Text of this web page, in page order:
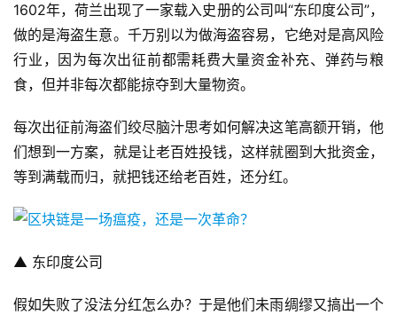
1602年，荷兰出现了一家载入史册的公司叫“东印度公司”，
做的是海盗生意。千万别以为做海盗容易，它绝对是高风险
行业，因为每次出征前都需耗费大量资金补充、弹药与粮
食，但并非每次都能掠夺到大量物资。
每次出征前海盗们绞尽脑汁思考如何解决这笔高额开销，他
们想到一方案，就是让老百姓投钱，这样就圈到大批资金，
等到满载而归，就把钱还给老百姓，还分红。
▲ 东印度公司
假如失败了没法分红怎么办？于是他们未雨绸缪又搞出一个